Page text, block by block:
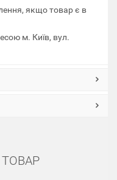
якщо товар є в
м. Київ, вул.